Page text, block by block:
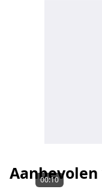
00:10